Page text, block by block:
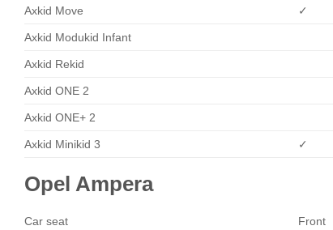
Axkid Move ✓
Axkid Modukid Infant
Axkid Rekid
Axkid ONE 2
Axkid ONE+ 2
Axkid Minikid 3 ✓
Opel Ampera
Car seat Front